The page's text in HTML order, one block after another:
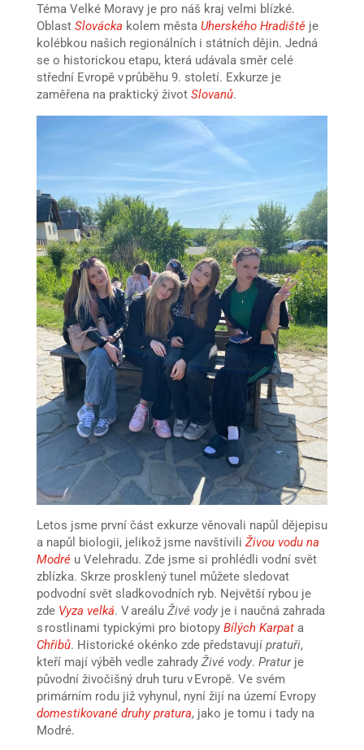
Téma Velké Moravy je pro náš kraj velmi blízké.
Oblast Slovácka kolem města Uherského Hradištěje
kolébkou našich regionálních i státních dějin. Jedná
se o historickou etapu, která udávala směr celé
střední Evropě v průběhu 9. století. Exkurze je
zaměřena na praktický život Slovanů.
Letos jsme první část exkurze věnovali napůl dějepisu
a napůl biologii, jelikož jsme navštívili Živou vodu na
Modréu Velehradu. Zde jsme si prohlédli vodní svět
zblízka. Skrze prosklený tunel můžete sledovat
podvodní svět sladkovodních ryb. Největší rybou je
zde Vyza velká. V areálu Živé vodyje i naučná zahrada
s rostlinami typickými pro biotopy Bílých Karpata
Chřibů. Historické okénko zde představují pratuři,
kteří mají výběh vedle zahrady Živé vody. Praturje
původní živočišný druh turu v Evropě. Ve svém
primárním rodu již vyhynul, nyní žijí na území Evropy
domestikované druhy pratura, jako je tomu i tady na
Modré.